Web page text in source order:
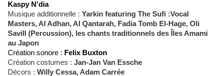
Kaspy N'dia
Musique additionnelle : Yarkin featuring The Sufi :Vocal
Masters, Al Adhan, Al Qantarah, Fadia Tomb El-Hage, Oli
Savill (Percussion), les chants traditionnels des Îles Amami
au Japon
Création sonore : Felix Buxton
Création costumes : Jan-Jan Van Essche
Décors : Willy Cessa, Adam Carrée